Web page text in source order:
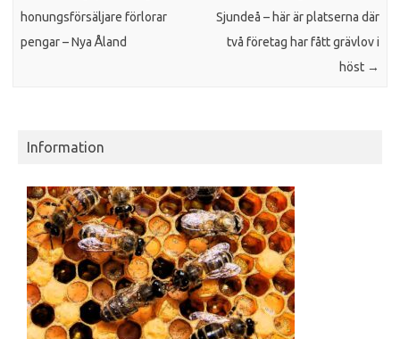
honungsförsäljare förlorar
pengar – Nya Åland
Sjundeå – här är platserna där
två företag har fått grävlov i
höst →
Information